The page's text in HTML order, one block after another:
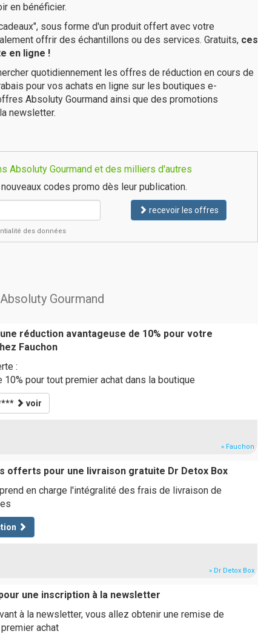
en bénéficier.
sous forme d'un produit offert avec votre
offrir des échantillons ou des services. Gratuits, ces
en ligne !
quotidiennement les offres de réduction en cours de
pour vos achats en ligne sur les boutiques e-
Absoluty Gourmand ainsi que des promotions
newsletter.
Absoluty Gourmand et des milliers d'autres
codes promo dès leur publication.
recevoir les offres
des données
Gourmand
réduction avantageuse de 10% pour votre
Fauchon
:
10% pour tout premier achat dans la boutique
voir
» Fauchon
offerts pour une livraison gratuite Dr Detox Box
en charge l'intégralité des frais de livraison de
» Dr Detox Box
une inscription à la newsletter
à la newsletter, vous allez obtenir une remise de
achat